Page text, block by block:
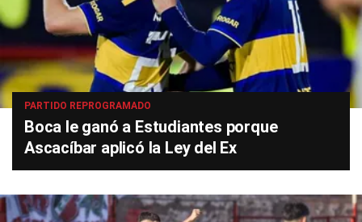
PARTIDO REPROGRAMADO
Boca le ganó a Estudiantes porque
Ascacíbar aplicó la Ley del Ex